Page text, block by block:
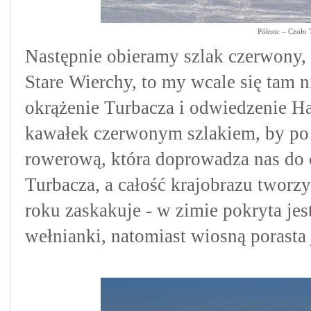
Północ –
Następnie obieramy szlak
Stare Wierchy, to my wcale się tam
okrążenie Turbacza i odwiedzenie
kawałek czerwonym szlakiem, by
rowerową, która doprowadza nas do
Turbacza, a całość krajobrazu
roku zaskakuje - w zimie pokryta
wełnianki, natomiast wiosną